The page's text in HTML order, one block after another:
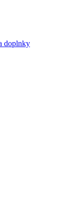
doplnky